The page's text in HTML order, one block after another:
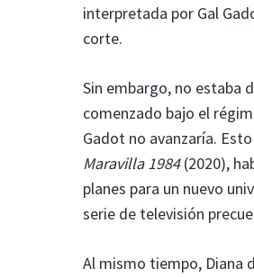
interpretada por Gal
corte.
Sin embargo, no estaba
comenzado bajo el
Gadot no avanzaría.
Maravilla 1984(2020),
planes para un nuevo
serie de televisión
Al mismo tiempo, Diana